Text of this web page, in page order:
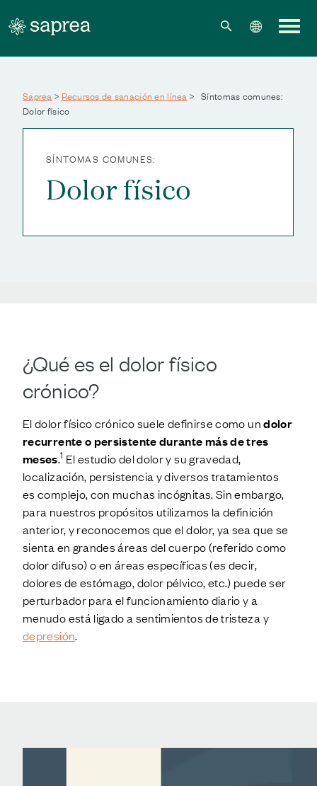
Saprea > Recursos de sanación en línea > Síntomas comunes:
Dolor físico
SÍNTOMAS COMUNES:
Dolor físico
¿Qué es el dolor físico
crónico?
El dolor físico crónico suele definirse como undolor
recurrente o persistente durante más de tres
meses.1 El estudio del dolor y su gravedad,
localización, persistencia y diversos tratamientos
es complejo, con muchas incógnitas. Sin embargo,
para nuestros propósitos utilizamos la definición
anterior, y reconocemos que el dolor, ya sea que se
sienta en grandes áreas del cuerpo (referido como
dolor difuso) o en áreas específicas (es decir,
dolores de estómago, dolor pélvico, etc.) puede ser
perturbador para el funcionamiento diario y a
menudo está ligado a sentimientos de tristeza y
depresión.